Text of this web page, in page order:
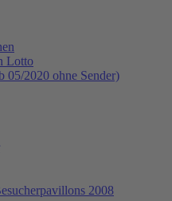
Lotto
05/2020 ohne Sender)
2008